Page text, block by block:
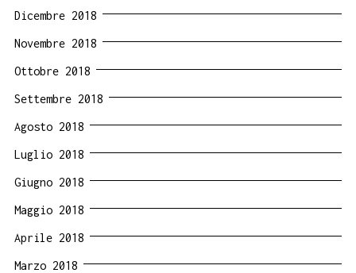
Dicembre 2018
Novembre 2018
Ottobre 2018
Settembre 2018
Agosto 2018
Luglio 2018
Giugno 2018
Maggio 2018
Aprile 2018
Marzo 2018